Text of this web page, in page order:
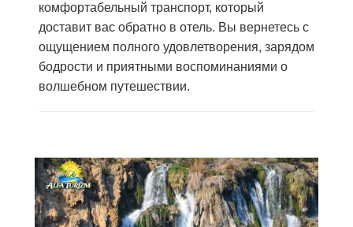
комфортабельный транспорт, который
доставит вас обратно в отель. Вы вернетесь с
ощущением полного удовлетворения, зарядом
бодрости и приятными воспоминаниями о
волшебном путешествии.